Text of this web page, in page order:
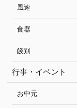
風速
食器
餞別
行事・イベント
お中元